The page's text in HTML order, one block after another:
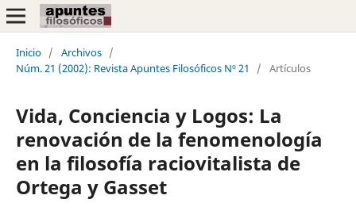
Inicio / Archivos /
Núm. 21 (2002): Revista Apuntes Filosóficos Nº 21
/ Artículos
Vida, Conciencia y Logos: La
renovación de la fenomenología
en la filosofía raciovitalista de
Ortega y Gasset